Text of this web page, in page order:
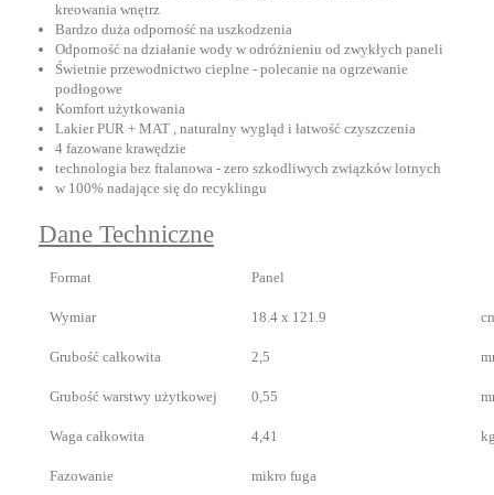
kreowania wnętrz
Bardzo duża odporność na uszkodzenia
Odporność na działanie wody w odróżnieniu od zwykłych paneli
Świetnie przewodnictwo cieplne - polecanie na ogrzewanie
podłogowe
Komfort użytkowania
Lakier PUR + MAT , naturalny wygląd i łatwość czyszczenia
4 fazowane krawędzie
technologia bez ftalanowa - zero szkodliwych związków lotnych
w 100% nadające się do recyklingu
Dane Techniczne
Format Panel
Wymiar 18.4 x 121.9
Grubość całkowita 2,5
Grubość warstwy użytkowej 0,55
Waga całkowita 4,41
Fazowanie mikro fuga